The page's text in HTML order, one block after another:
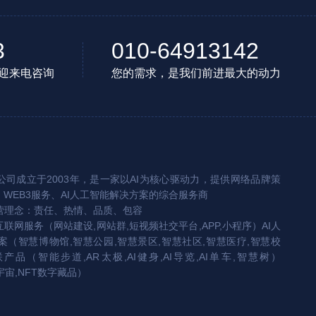
来电咨询
010-64913142
您的需求，是我们前进最大的动力
司成立于2003年，是一家以AI为核心驱动力，提供网络品牌策
服务、AI人工智能解决方案的综合服务商
理念：责任、热情、品质、包容
网服务（网站建设,网站群,短视频社交平台,APP,小程序）AI人
（智慧博物馆,智慧公园,智慧景区,智慧社区,智慧医疗,智慧校
品（智能步道,AR太极,AI健身,AI导览,AI单车,智慧树）
,NFT数字藏品）